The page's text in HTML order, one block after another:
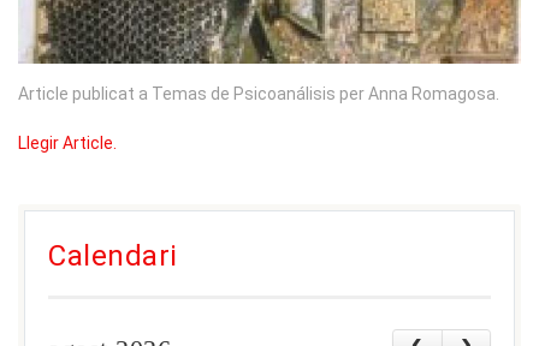
Article publicat a Temas de Psicoanálisis per Anna Romagosa.
Llegir Article.
Calendari